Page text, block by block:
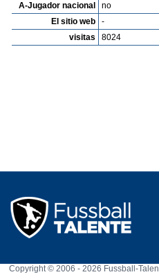
A-Jugador nacional
no
El sitio web
-
visitas
8024
Copyright © 2006 - 2026 Fussball-